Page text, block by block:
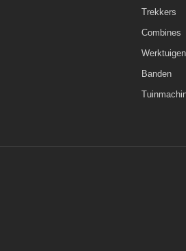
Trekkers
Combines
Werktuigen
Banden